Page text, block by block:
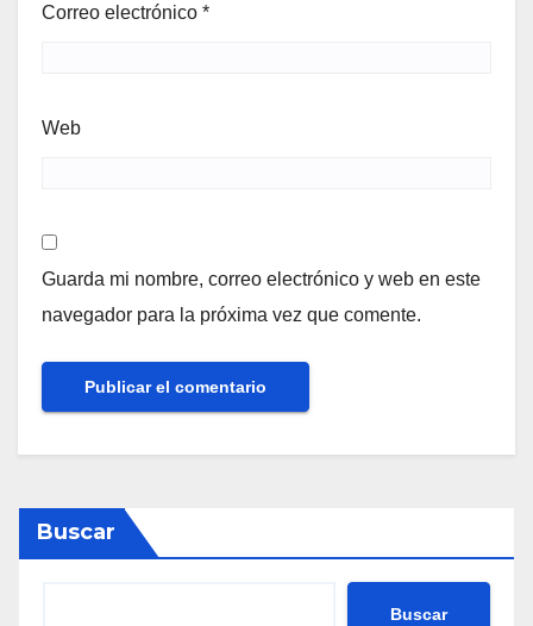
Correo electrónico *
Web
Guarda mi nombre, correo electrónico y web en este
navegador para la próxima vez que comente.
Buscar
Buscar